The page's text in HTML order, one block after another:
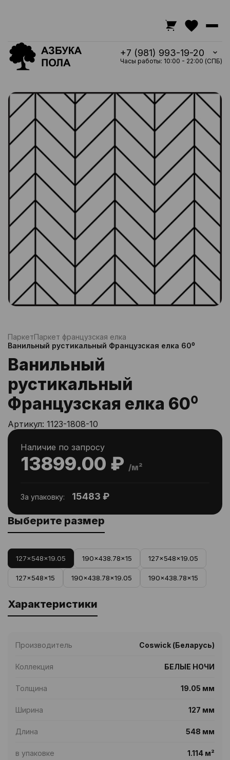
+7 (981) 993-19-20
Часы работы: 10:00 - 22:00 (СПБ)
ПаркетПаркет французская елка
Ванильный рустикальный Французская елка 60⁰
Ванильный
рустикальный
Французская елка 60⁰
Артикул: 1123-1808-10
13899.00 ₽ /м²
Наличие по запросу
За упаковку: 15483 ₽
Выберите размер
127x548x19.05 190x438.78x15 127x548x19.05
127x548x15 190x438.78x19.05 190x438.78x15
Характеристики
Производитель Coswick (Беларусь)
Коллекция БЕЛЫЕ НОЧИ
Толщина 19.05 мм
Ширина 127 мм
Длина 548 мм
в упаковке 1.114 м²